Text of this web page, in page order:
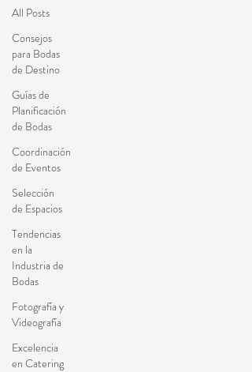
All Posts
Consejos
para Bodas
de Destino
Guías de
Planificación
de Bodas
Coordinación
de Eventos
Selección
de Espacios
Tendencias
en la
Industria de
Bodas
Fotografía y
Videografía
Excelencia
en Catering